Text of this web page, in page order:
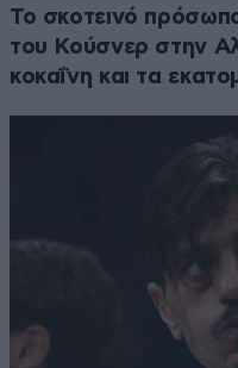
Το σκοτεινό
του Κούσνερ στην
κοκαΐνη και τα